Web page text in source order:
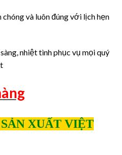
chóng và luôn đúng với lịch hẹn
nhiệt tình phục vụ mọi quý
XUẤT VIỆT